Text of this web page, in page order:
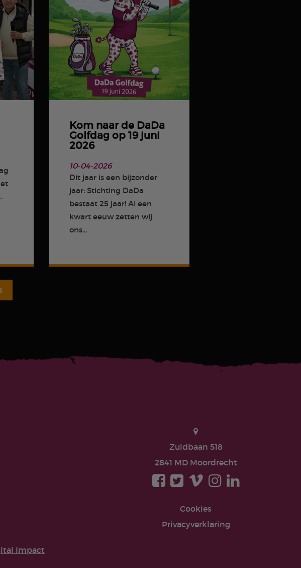
Kom naar de DaDa
Golfdag op 19 juni
2026
10-04-2026
Dit jaar is een bijzonder
jaar: Stichting DaDa
bestaat 25 jaar! Al een
kwart eeuw zetten wij
ons...
Zuidbaan 518
2841 MD Moordrecht
Cookies
Privacyverklaring
Impact